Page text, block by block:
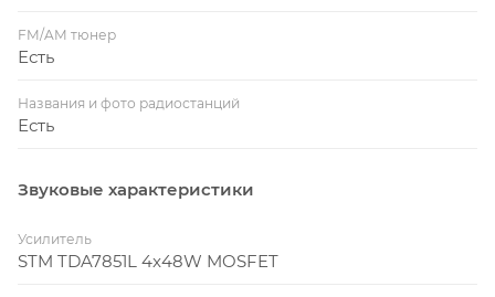
FM/AM тюнер
Есть
Названия и фото радиостанций
Есть
Звуковые характеристики
Усилитель
STM TDA7851L 4x48W MOSFET